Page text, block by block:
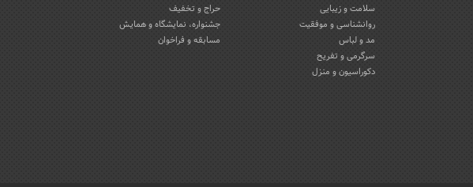
سلامت و زیبایی
روانشناسی و موفقیت
مد و لباس
سرگرمی و تفریح
دکوراسیون و منزل
حراج و تخفیف
جشنواره، نمایشگاه و همایش
مسابقه و فراخوان